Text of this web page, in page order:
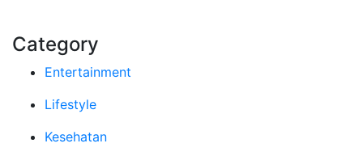
Category
Entertainment
Lifestyle
Kesehatan